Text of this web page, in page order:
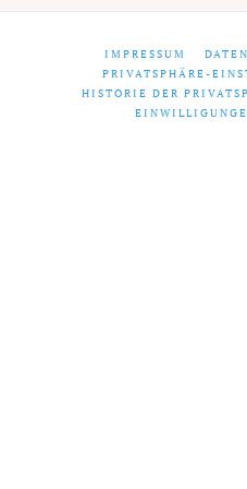
IMPRESSUM
PRIVATSPHÄRE-
HISTORIE DER